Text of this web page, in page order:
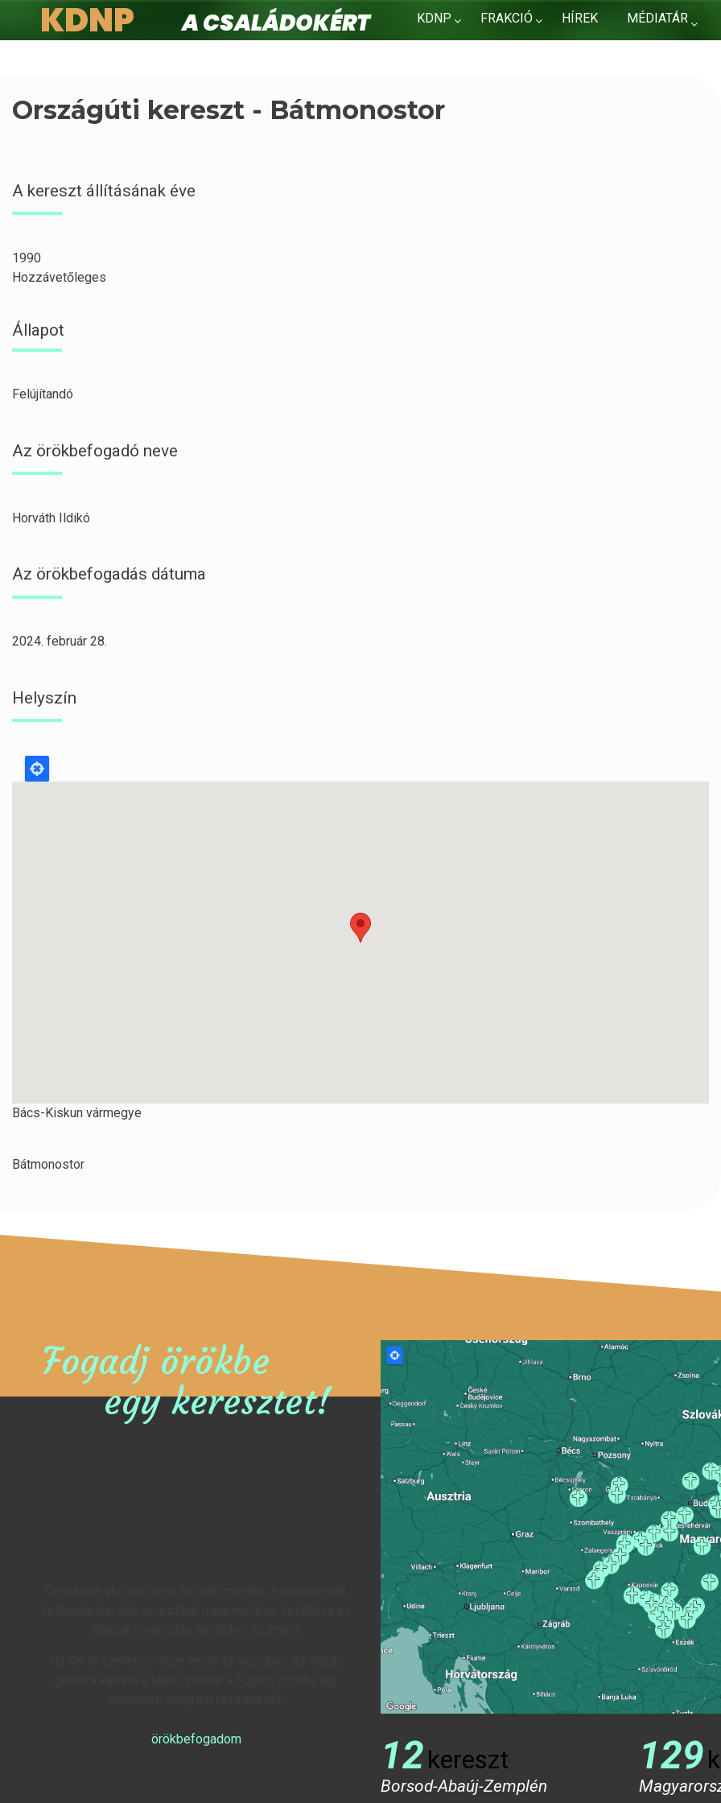
KDNP FRAKCIÓ HÍREK MÉDIATÁR
KDNP
A családokért.
Országúti kereszt - Bátmonostor
A kereszt állításának éve
1990
Hozzávetőleges
Állapot
Felújítandó
Az örökbefogadó neve
Horváth Ildikó
Az örökbefogadás dátuma
2024. február 28.
Helyszín
Bács-Kiskun vármegye
Bátmonostor
Fogadj örökbe
egy keresztet!
örökbefogadom 12kereszt
Borsod-Abaúj-Zemplén
129